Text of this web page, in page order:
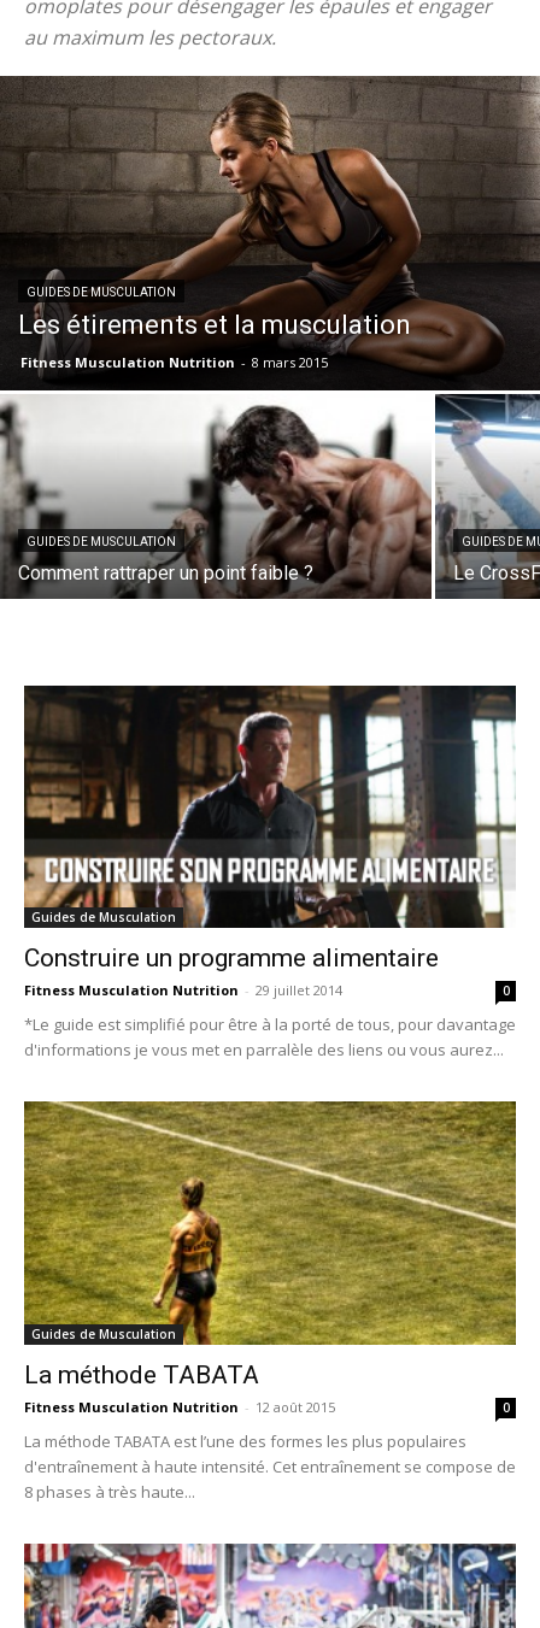
omoplates pour désengager les épaules et engager
au maximum les pectoraux.
GUIDES DE MUSCULATION
Les étirements et la musculation
Fitness Musculation Nutrition - 8 mars 2015
GUIDES DE MUSCULATION
Comment rattraper un point faible ?
GUIDES DE
Le
Guides de Musculation
Construire un programme alimentaire
Fitness Musculation Nutrition - 29 juillet 2014 0
*Le guide est simplifié pour être à la porté de tous, pour davantage
d'informations je vous met en parralèle des liens ou vous aurez...
Guides de Musculation
La méthode TABATA
Fitness Musculation Nutrition - 12 août 2015 0
La méthode TABATA est l’une des formes les plus populaires
d'entraînement à haute intensité. Cet entraînement se compose de
8 phases à très haute...